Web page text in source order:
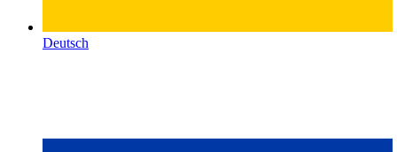
Deutsch